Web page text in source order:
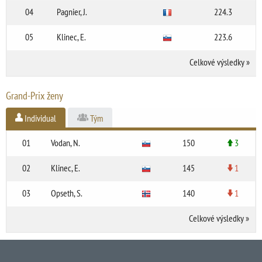
04 Pagnier, J. 224.3
05 Klinec, E. 223.6
Celkové výsledky»
Grand-Prix ženy
Individual Tým
01 Vodan, N. 150 3
02 Klinec, E. 145 1
03 Opseth, S. 140 1
Celkové výsledky»